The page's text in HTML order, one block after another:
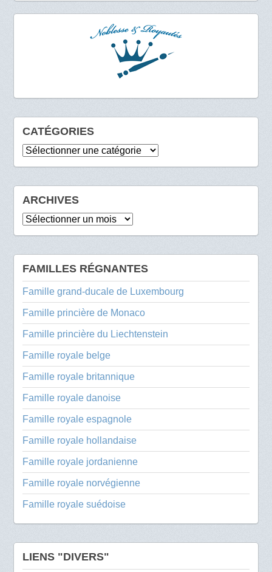
CATÉGORIES
Catégories
ARCHIVES
Archives
FAMILLES RÉGNANTES
Famille grand-ducale de Luxembourg
Famille princière de Monaco
Famille princière du Liechtenstein
Famille royale belge
Famille royale britannique
Famille royale danoise
Famille royale espagnole
Famille royale hollandaise
Famille royale jordanienne
Famille royale norvégienne
Famille royale suédoise
LIENS "DIVERS"